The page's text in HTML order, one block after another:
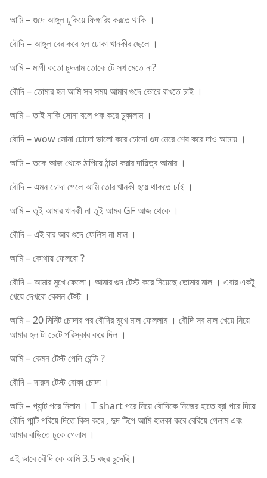
আমি – গুদে আঙ্গুল ঢুকিয়ে ফিঙ্গারিং করতে থাকি ।
বৌদি – আঙ্গুল বের করে হল ঢোকা খানকীর ছেলে ।
আমি – মাগী কতো চুদলাম তোকে টে সখ মেতে না?
বৌদি – তোমার হল আমি সব সময় আমার গুদে ভোরে রাখতে চাই ।
আমি – তাই নাকি সোনা বলে পক করে ঢুকালাম ।
বৌদি – wow সোনা চোদো ভালো করে চোদো গুদ মেরে শেষ করে দাও আমায় ।
আমি – তকে আজ থেকে ঠাপিয়ে ঠান্ডা করার দায়িত্ব আমার ।
বৌদি – এমন চোদা পেলে আমি তোর খানকী হয়ে থাকতে চাই ।
আমি – তুই আমার খানকী না তুই আমর GF আজ থেকে ।
বৌদি – এই বার আর গুদে ফেলিস না মাল ।
আমি – কোথায় ফেলবো ?
বৌদি – আমার মুখে ফেলো। আমার গুদ টেস্ট করে নিয়েছে তোমার মাল । এবার একটু
খেয়ে দেখবো কেমন টেস্ট ।
আমি – 20 মিনিট চোদার পর বৌদির মুখে মাল ফেললাম । বৌদি সব মাল খেয়ে নিয়ে
আমার হল টা চেটে পরিস্কার করে দিল ।
আমি – কেমন টেস্ট পেলি রেন্ডি ?
বৌদি – দারুন টেস্ট বোকা চোদা ।
আমি – প্যান্ট পরে নিলাম । T shart পরে নিয়ে বৌদিকে নিজের হাতে ব্রা পরে দিয়ে
বৌদি পান্টি পরিয়ে দিতে কিস করে , দুদ টিপে আমি হালকা করে বেরিয়ে গেলাম এবং
আমার বাড়িতে ঢুকে গেলাম ।
এই ভাবে বৌদি কে আমি 3.5 বছর চুদেছি।